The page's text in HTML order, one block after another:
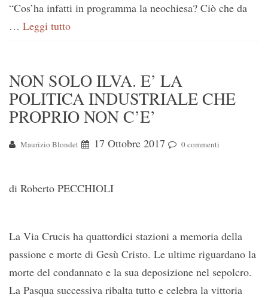
“Cos’ha infatti in programma la neochiesa? Ciò che da
… Leggi tutto
NON SOLO ILVA. E’ LA
POLITICA INDUSTRIALE CHE
PROPRIO NON C’E’
Maurizio Blondet 17 Ottobre 2017 0 commenti
di Roberto PECCHIOLI
La Via Crucis ha quattordici stazioni a memoria della
passione e morte di Gesù Cristo. Le ultime riguardano la
morte del condannato e la sua deposizione nel sepolcro.
La Pasqua successiva ribalta tutto e celebra la vittoria